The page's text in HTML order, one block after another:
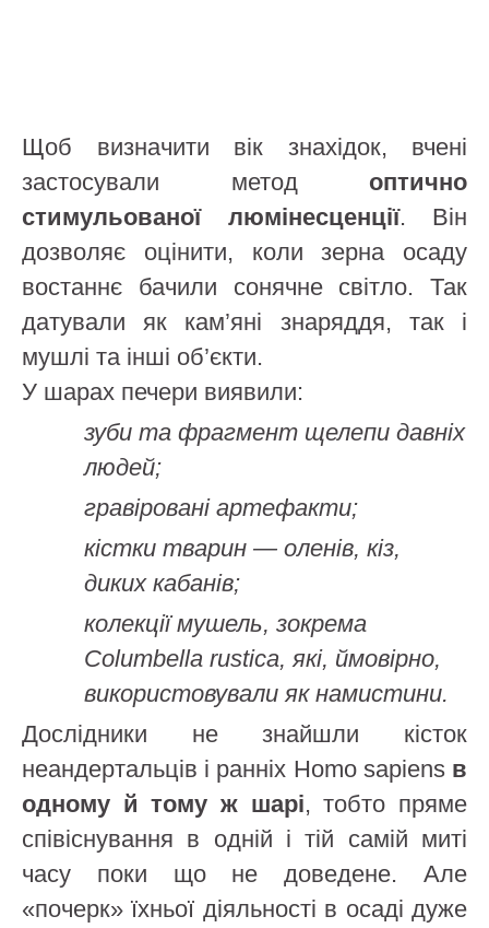
Щоб визначити вік знахідок, вчені
застосували метод оптично
стимульованої люмінесценції. Він
дозволяє оцінити, коли зерна осаду
востаннє бачили сонячне світло. Так
датували як кам’яні знаряддя, так і
мушлі та інші об’єкти.
У шарах печери виявили:
зуби та фрагмент щелепи давніх
людей;
гравіровані артефакти;
кістки тварин — оленів, кіз,
диких кабанів;
колекції мушель, зокрема
Columbella rustica, які, ймовірно,
використовували як намистини.
Дослідники не знайшли кісток
неандертальців і ранніх Homo sapiens в
одному й тому ж шарі, тобто пряме
співіснування в одній і тій самій миті
часу поки що не доведене. Але
«почерк» їхньої діяльності в осаді дуже